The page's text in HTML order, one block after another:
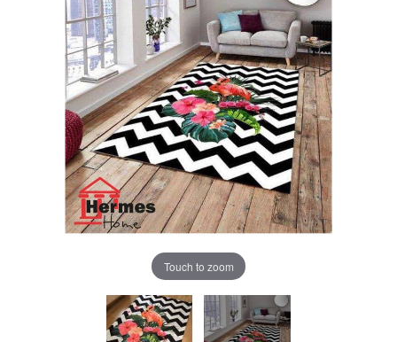
Touch to zoom